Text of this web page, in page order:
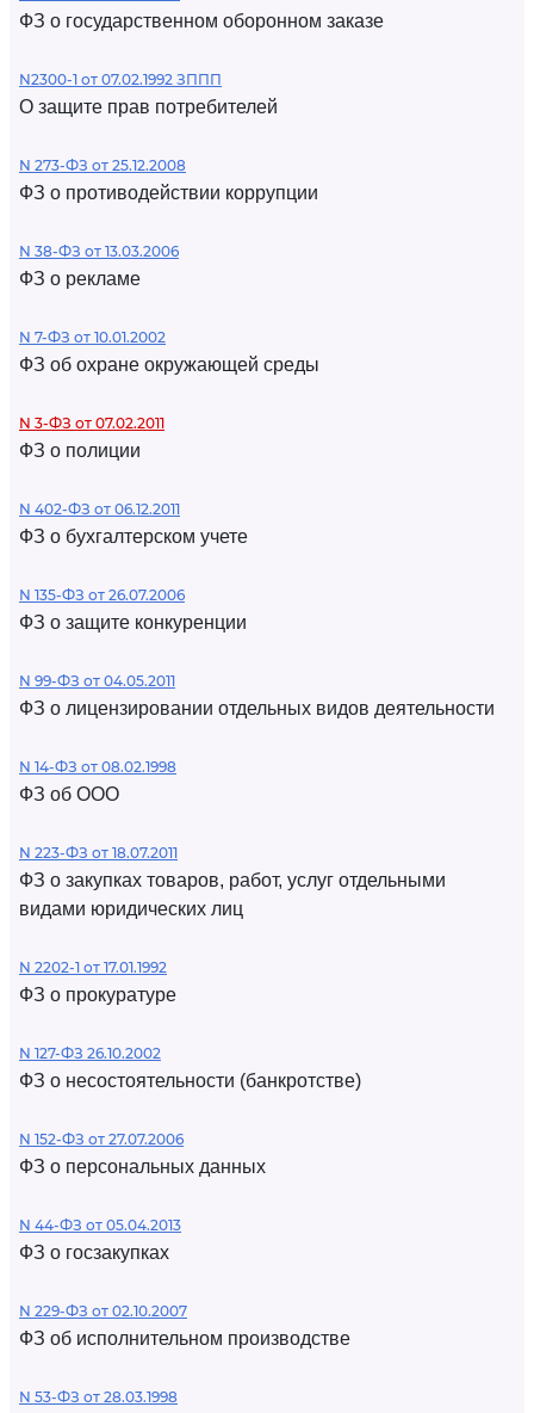
ФЗ о государственном оборонном заказе
N2300-1 от 07.02.1992 ЗППП
О защите прав потребителей
N 273-ФЗ от 25.12.2008
ФЗ о противодействии коррупции
N 38-ФЗ от 13.03.2006
ФЗ о рекламе
N 7-ФЗ от 10.01.2002
ФЗ об охране окружающей среды
N 3-ФЗ от 07.02.2011
ФЗ о полиции
N 402-ФЗ от 06.12.2011
ФЗ о бухгалтерском учете
N 135-ФЗ от 26.07.2006
ФЗ о защите конкуренции
N 99-ФЗ от 04.05.2011
ФЗ о лицензировании отдельных видов деятельности
N 14-ФЗ от 08.02.1998
ФЗ об ООО
N 223-ФЗ от 18.07.2011
ФЗ о закупках товаров, работ, услуг отдельными
видами юридических лиц
N 2202-1 от 17.01.1992
ФЗ о прокуратуре
N 127-ФЗ 26.10.2002
ФЗ о несостоятельности (банкротстве)
N 152-ФЗ от 27.07.2006
ФЗ о персональных данных
N 44-ФЗ от 05.04.2013
ФЗ о госзакупках
N 229-ФЗ от 02.10.2007
ФЗ об исполнительном производстве
N 53-ФЗ от 28.03.1998